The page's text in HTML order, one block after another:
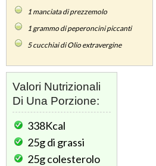
1 manciata di prezzemolo
1grammo di peperoncini piccanti
5cucchiai di Olio extravergine
Valori Nutrizionali
Di Una Porzione:
338Kcal
25gdi grassi
25gcolesterolo